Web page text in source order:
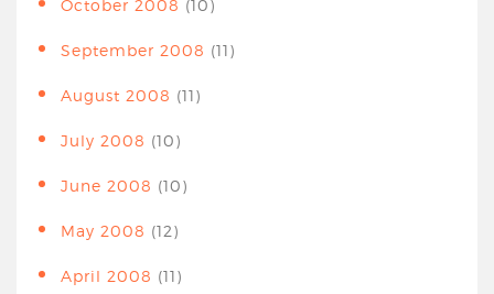
October 2008 (10)
September 2008 (11)
August 2008 (11)
July 2008 (10)
June 2008 (10)
May 2008 (12)
April 2008 (11)